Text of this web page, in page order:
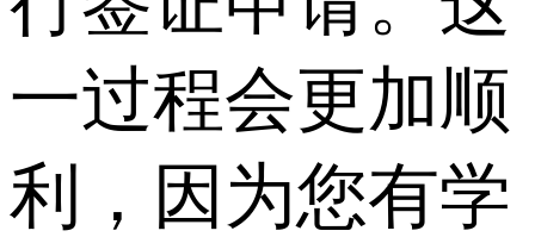
一过程会更加顺
利，因为您有学